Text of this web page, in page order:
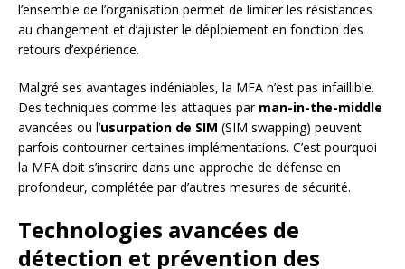
l’ensemble de l’organisation permet de limiter les résistances
au changement et d’ajuster le déploiement en fonction des
retours d’expérience.
Malgré ses avantages indéniables, la MFA n’est pas infaillible.
Des techniques comme les attaques par man-in-the-middle
avancées ou l’usurpation de SIM (SIM swapping) peuvent
parfois contourner certaines implémentations. C’est pourquoi
la MFA doit s’inscrire dans une approche de défense en
profondeur, complétée par d’autres mesures de sécurité.
Technologies avancées de
détection et prévention des